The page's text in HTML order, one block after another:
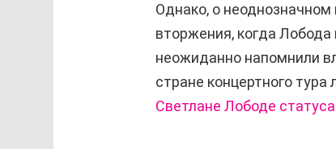
Однако, о
вторжения, когда
неожиданно напомнили
стране концертного
Светлане Лободе